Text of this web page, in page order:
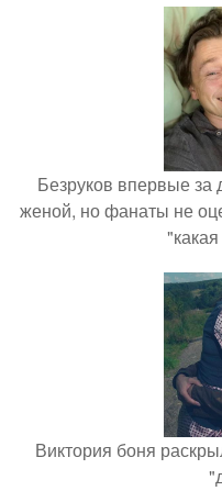
Безруков впервые за
женой, но фанаты не
Виктория боня